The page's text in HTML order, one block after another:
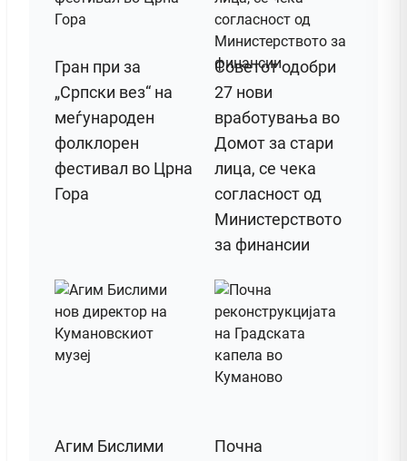
Гран при за
„Српски вез“ на
меѓународен
фолклорен
фестивал во Црна
Гора
Советот одобри
27 нови
вработувања во
Домот за стари
лица, се чека
согласност од
Министерството
за финансии
Агим Бислими
Почна